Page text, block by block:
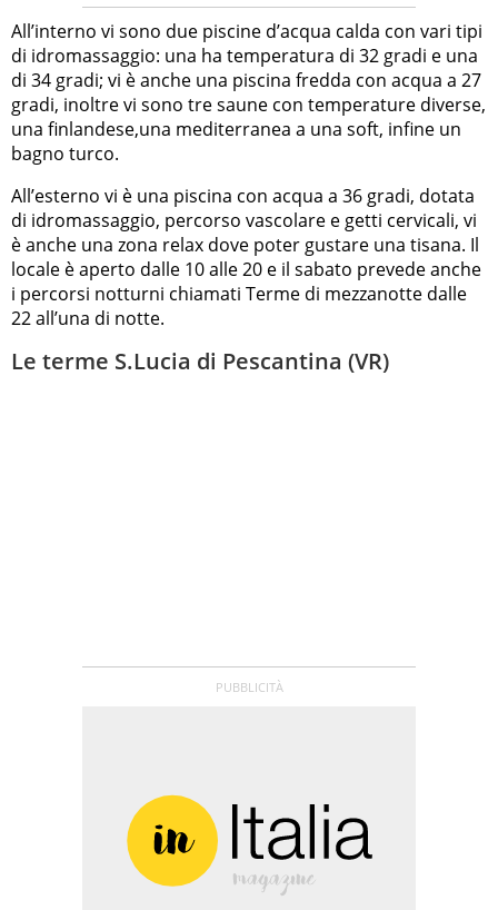
All’interno vi sono due piscine d’acqua calda con vari tipi
di idromassaggio: una ha temperatura di 32 gradi e una
di 34 gradi; vi è anche una piscina fredda con acqua a 27
gradi, inoltre vi sono tre saune con temperature diverse,
una finlandese,una mediterranea a una soft, infine un
bagno turco.
All’esterno vi è una piscina con acqua a 36 gradi, dotata
di idromassaggio, percorso vascolare e getti cervicali, vi
è anche una zona relax dove poter gustare una tisana. Il
locale è aperto dalle 10 alle 20 e il sabato prevede anche
i percorsi notturni chiamati Terme di mezzanotte dalle
22 all’una di notte.
Le terme S.Lucia di Pescantina (VR)